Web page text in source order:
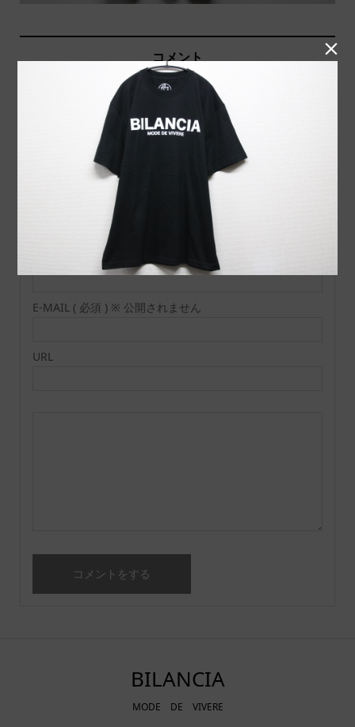
コメント
コメント ( 0 )
トラックバックは利用でき
この記事へのコメントはありません。
E-MAIL ( 必須 ) ※ 公開されません
URL
BILANCIA
MODE DE VIVERE
